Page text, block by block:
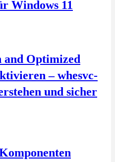
Windows 11
and Optimized
– whesvc-
und sicher